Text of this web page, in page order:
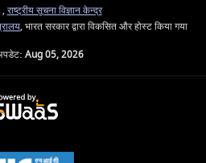
, राष्ट्रीय सूचना विज्ञान केन्द्र
, भारत सरकार द्वारा विकसित और होस्ट किया गया
Aug 05, 2026